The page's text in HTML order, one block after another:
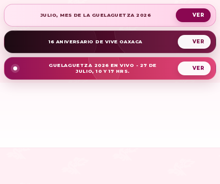
JULIO, MES DE LA GUELAGUETZA 2026
16 ANIVERSARIO DE VIVE OAXACA
GUELAGUETZA 2026 EN VIVO - 27 DE
JULIO, 10 Y 17 HRS.